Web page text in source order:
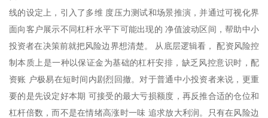
线的设定上，引入了多维 度压力测试和场景推演，并通过可视化界
面向客户展示不同杠杆水平下可能出现的 净值波动区间，帮助中小
投资者在决策前就把风险边界想清楚。 从底层逻辑看， 配资风险控
制本质上是一种以保证金为基础的杠杆安排，缺乏风控意识时，配
资账 户极易在短时间内剧烈回撤。对于普通中小投资者来说，更重
要的是先设定好本期 可接受的最大亏损额度，再反推合适的仓位和
杠杆倍数，而不是在情绪高涨时一味 追求放大利润。只有在风险边